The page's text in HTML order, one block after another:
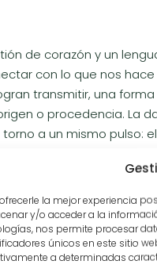
la mejor experiencia
y/o acceder a la
nos permite procesar
únicos en este sitio
a determinadas
de corazón y un
con lo que nos
transmitir, una
o procedencia. La
a un mismo pulso:
sin palabras. Cada
quienes no